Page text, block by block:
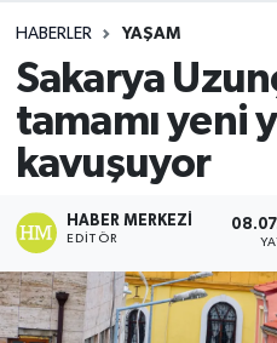
HABERLER YAŞAM
Sakarya
tamamı yeni
kavuşuyor
HABER MERKEZI
EDITÖR